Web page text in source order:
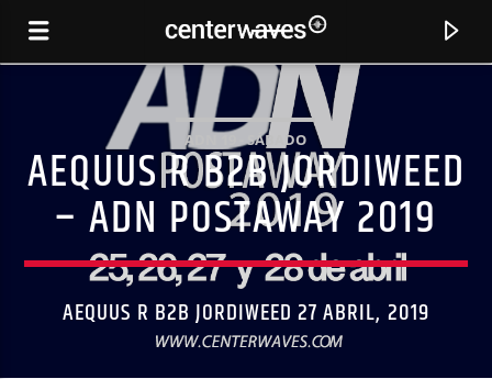
ADN 19 - SÁBADO
AEQUUS R B2B JORDIWEED
– ADN POSTAWAY 2019
AEQUUS R B2B JORDIWEED 27 ABRIL, 2019